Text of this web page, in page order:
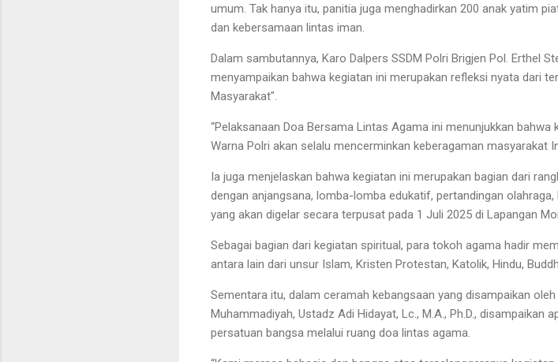
umum. Tak hanya itu, panitia juga menghadirkan 200 anak yatim
dan kebersamaan lintas iman.
Dalam sambutannya, Karo Dalpers SSDM Polri Brigjen Pol. Erthel
menyampaikan bahwa kegiatan ini merupakan refleksi nyata dari
Masyarakat".
“Pelaksanaan Doa Bersama Lintas Agama ini menunjukkan
Warna Polri akan selalu mencerminkan keberagaman masyarakat
Ia juga menjelaskan bahwa kegiatan ini merupakan bagian dari
dengan anjangsana, lomba-lomba edukatif, pertandingan
yang akan digelar secara terpusat pada 1 Juli 2025 di Lapangan
Sebagai bagian dari kegiatan spiritual, para tokoh agama hadir
antara lain dari unsur Islam, Kristen Protestan, Katolik, Hindu,
Sementara itu, dalam ceramah kebangsaan yang disampaikan
Muhammadiyah, Ustadz Adi Hidayat, Lc., M.A., Ph.D.,
persatuan bangsa melalui ruang doa lintas agama.